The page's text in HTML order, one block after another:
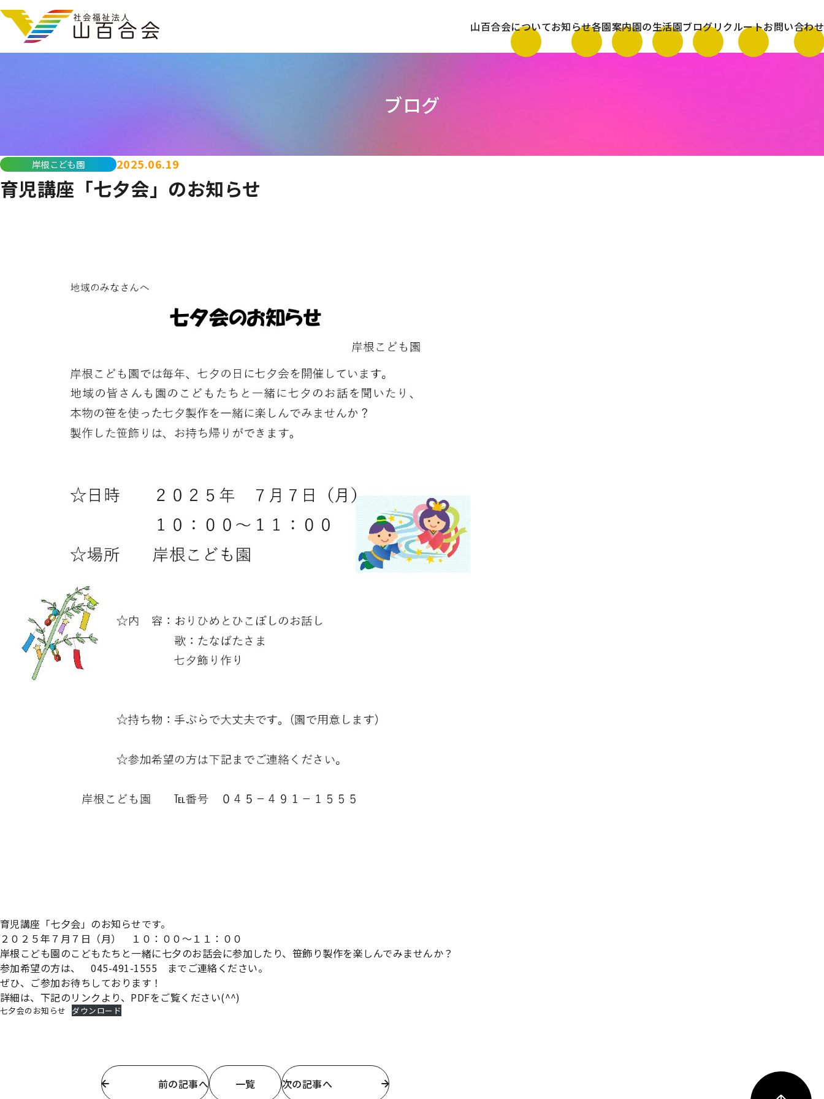
山百合会についてお知らせ各園案内園の生活園ブログリクルートお問い合わせ
ブログ
岸根こども園 2025.06.19
育児講座「七夕会」のお知らせ
育児講座「七夕会」のお知らせです。
２０２５年７月７日（月） １０：００～１１：００
岸根こども園のこどもたちと一緒に七夕のお話会に参加したり、笹飾り製作を楽しんでみませんか？
参加希望の方は、 045-491-1555 までご連絡ください。
ぜひ、ご参加お待ちしております！
詳細は、下記のリンクより、PDFをご覧ください(^^)
七夕会のお知らせ ダウンロード
前の記事へ 一覧 次の記事へ